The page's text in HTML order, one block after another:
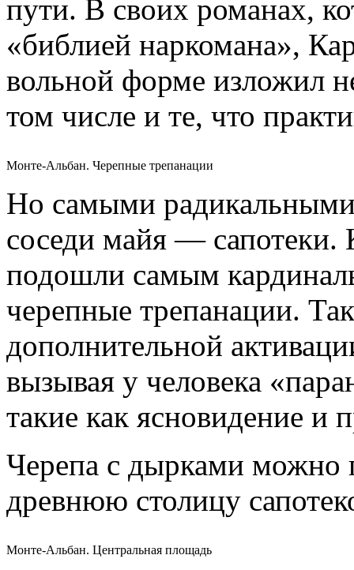
пути. В своих романах,
«библией наркомана»,
вольной форме изложил
том числе и те, что
Монте-Альбан. Черепные трепанации
Но самыми
соседи майя — сапотеки.
подошли самым
черепные трепанации.
дополнительной
вызывая у человека
такие как ясновидение и
Черепа с дырками можно
древнюю столицу
Монте-Альбан. Центральная площадь